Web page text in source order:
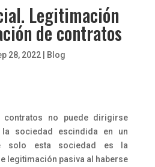
Legitimación
de contratos
28, 2022| Blog
contratos no puede dirigirse
la sociedad escindida en un
solo esta sociedad es la
legitimación pasiva al haberse